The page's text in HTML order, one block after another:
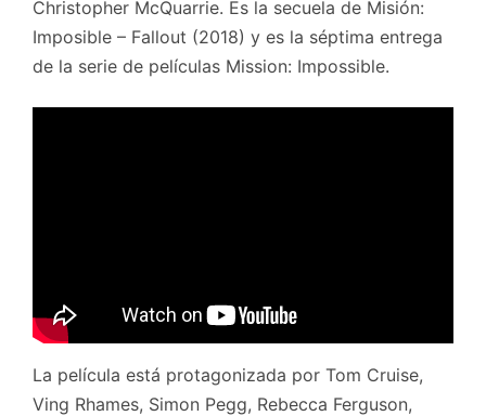
Christopher McQuarrie. Es la secuela de Misión:
Imposible – Fallout (2018) y es la séptima entrega
de la serie de películas Mission: Impossible.
La película está protagonizada por Tom Cruise,
Ving Rhames, Simon Pegg, Rebecca Ferguson,